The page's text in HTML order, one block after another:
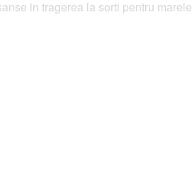
in tragerea la sorti pentru marele